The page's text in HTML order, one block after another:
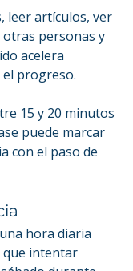
leer artículos, ver
personas y
acelera
progreso.
15 y 20 minutos
puede marcar
con el paso de
hora diaria
que intentar